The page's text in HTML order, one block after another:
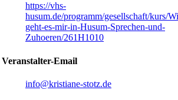
https://vhs-
husum.de/programm/gesellschaft/kurs/
geht-es-mir-in-Husum-Sprechen-und-
Zuhoeren/261H1010
Veranstalter-Email
info@kristiane-stotz.de